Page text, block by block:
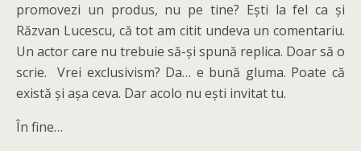
promovezi un produs, nu pe tine? Ești la fel ca și
Răzvan Lucescu, că tot am citit undeva un comentariu.
Un actor care nu trebuie să-și spună replica. Doar să o
scrie. Vrei exclusivism? Da… e bună gluma. Poate că
există și așa ceva. Dar acolo nu ești invitat tu.
În fine…